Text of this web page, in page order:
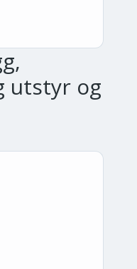
utstyr og